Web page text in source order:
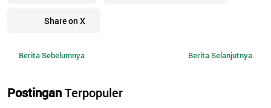
Share on X
Berita Sebelumnya Berita Selanjutnya
PostinganTerpopuler